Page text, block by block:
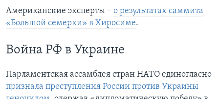
Американские эксперты – о результатах саммита
«Большой семерки» в Хиросиме.
Война РФ в Украине
Парламентская ассамблея стран НАТО единогласно
признала преступления России против Украины